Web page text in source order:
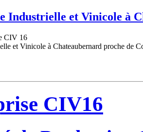
Industrielle et Vinicole à
CIV 16
et Vinicole à Chateaubernard proche de
CIV16